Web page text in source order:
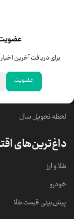
عضویت
برای دریافت آخرین
عضویت
جدیدترین
خبرهای مهم
لحظه تحویل سال
داغ‌ترین‌های
طلا و ارز
خودرو
پیش‌بینی قیمت طلا